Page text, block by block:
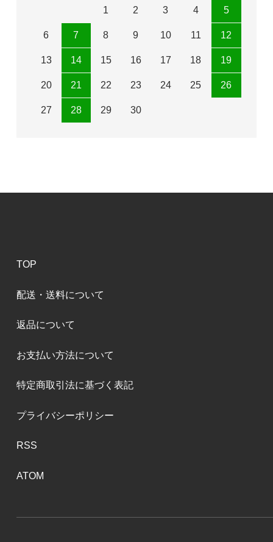
1 2 3 4 5
6 7 8 9 10 11 12
13 14 15 16 17 18 19
20 21 22 23 24 25 26
27 28 29 30
TOP
配送・送料について
返品について
お支払い方法について
特定商取引法に基づく表記
プライバシーポリシー
RSS
ATOM